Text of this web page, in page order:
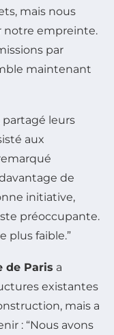
mais nous
notre empreinte.
par
maintenant
leurs
aux
de
initiative,
préoccupante.
plus faible.”
de Paris a
existantes
mais a
: “Nous avons